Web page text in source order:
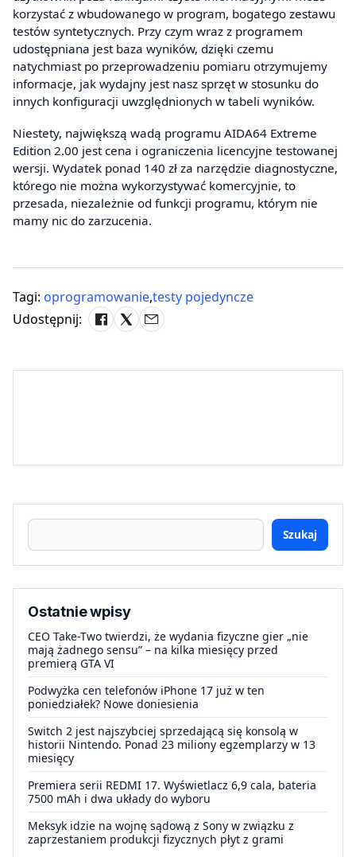
korzystać z wbudowanego w program, bogatego zestawu
testów syntetycznych. Przy czym wraz z programem
udostępniana jest baza wyników, dzięki czemu
natychmiast po przeprowadzeniu pomiaru otrzymujemy
informacje, jak wydajny jest nasz sprzęt w stosunku do
innych konfiguracji uwzględnionych w tabeli wyników.
Niestety, największą wadą programu AIDA64 Extreme
Edition 2.00 jest cena i ograniczenia licencyjne testowanej
wersji. Wydatek ponad 140 zł za narzędzie diagnostyczne,
którego nie można wykorzystywać komercyjnie, to
przesada, niezależnie od funkcji programu, którym nie
mamy nic do zarzucenia.
Tagi: oprogramowanie,testy pojedyncze
Udostępnij:
Szukaj
Ostatnie wpisy
CEO Take-Two twierdzi, że wydania fizyczne gier „nie
mają żadnego sensu” – na kilka miesięcy przed
premierą GTA VI
Podwyżka cen telefonów iPhone 17 już w ten
poniedziałek? Nowe doniesienia
Switch 2 jest najszybciej sprzedającą się konsolą w
historii Nintendo. Ponad 23 miliony egzemplarzy w 13
miesięcy
Premiera serii REDMI 17. Wyświetlacz 6,9 cala, bateria
7500 mAh i dwa układy do wyboru
Meksyk idzie na wojnę sądową z Sony w związku z
zaprzestaniem produkcji fizycznych płyt z grami